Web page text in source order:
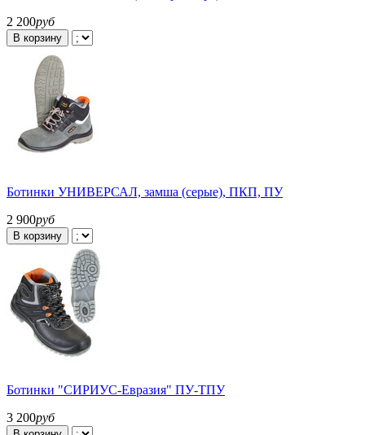
2 200руб
В корзину
Ботинки УНИВЕРСАЛ, замша (серые), ПКП, ПУ
2 900руб
В корзину
Ботинки "СИРИУС-Евразия" ПУ-ТПУ
3 200руб